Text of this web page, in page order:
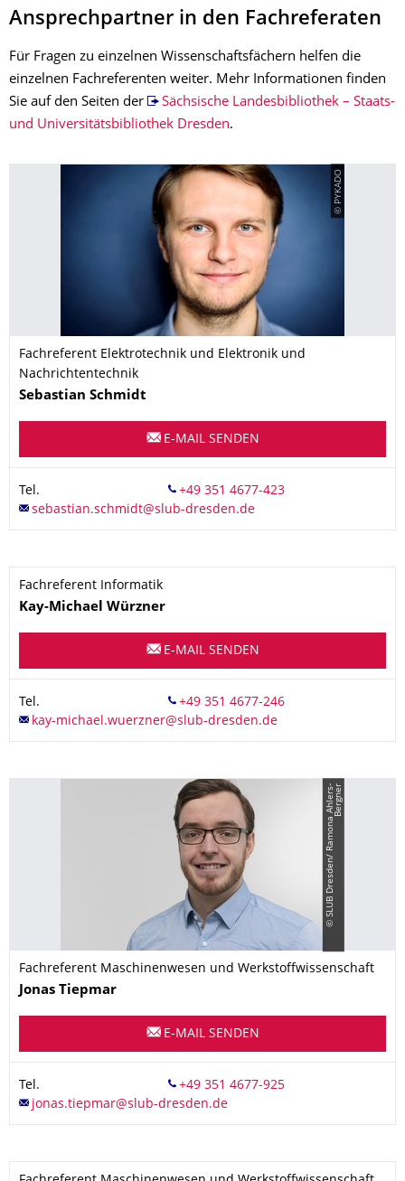
Ansprechpartner in den Fachreferaten
Für Fragen zu einzelnen Wissenschaftsfächern helfen die
einzelnen Fachreferenten weiter. Mehr Informationen finden
Sie auf den Seiten der
Sächsische Landesbibliothek – Staats-
und Universitätsbibliothek Dresden.
© PYKADO
Fachreferent Elektrotechnik und Elektronik und
Nachrichtentechnik
Name
Sebastian Schmidt
E-MAIL SENDEN
Tel.
Fachreferent Informatik
Name
Kay-Michael Würzner
E-MAIL SENDEN
Tel.
©
S
L
U
B
D
r
e
s
d
e
n
/
R
a
m
o
n
a
A
h
l
e
r
s
-
B
e
r
g
n
er
Fachreferent Maschinenwesen und Werkstoffwissenschaft
Name
Jonas Tiepmar
E-MAIL SENDEN
Tel.